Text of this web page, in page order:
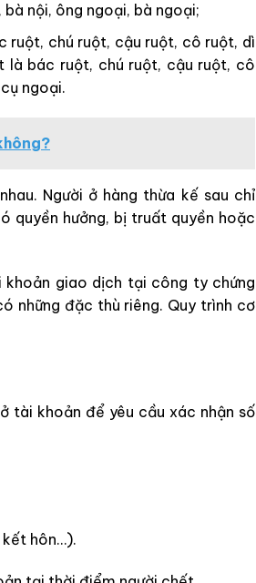
nội, ông ngoại, bà ngoại;
ruột, chú ruột, cậu ruột, cô ruột, dì
là bác ruột, chú ruột, cậu ruột, cô
ngoại.
Người ở hàng thừa kế sau chỉ
quyền hưởng, bị truất quyền hoặc
giao dịch tại công ty chứng
những đặc thù riêng. Quy trình cơ
tài khoản để yêu cầu xác nhận số
kết hôn…).